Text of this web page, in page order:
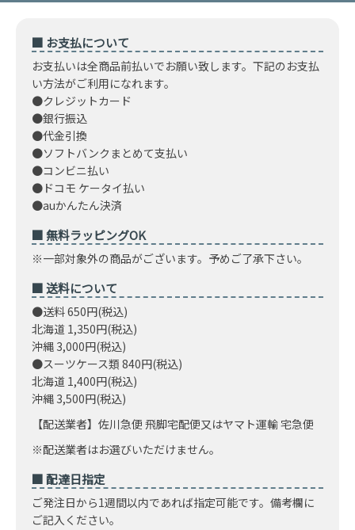
■ お支払について
お支払いは全商品前払いでお願い致します。下記のお支払
い方法がご利用になれます。
●クレジットカード
●銀行振込
●代金引換
●ソフトバンクまとめて支払い
●コンビニ払い
●ドコモ ケータイ払い
●auかんたん決済
■ 無料ラッピングOK
※一部対象外の商品がございます。予めご了承下さい。
■ 送料について
●送料 650円(税込)
北海道 1,350円(税込)
沖縄 3,000円(税込)
●スーツケース類 840円(税込)
北海道 1,400円(税込)
沖縄 3,500円(税込)
【配送業者】佐川急便 飛脚宅配便又はヤマト運輸 宅急便
※配送業者はお選びいただけません。
■ 配達日指定
ご発注日から1週間以内であれば指定可能です。備考欄に
ご記入ください。